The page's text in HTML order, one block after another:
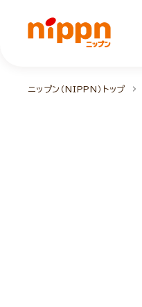
ニップン（NIPPN）トップ